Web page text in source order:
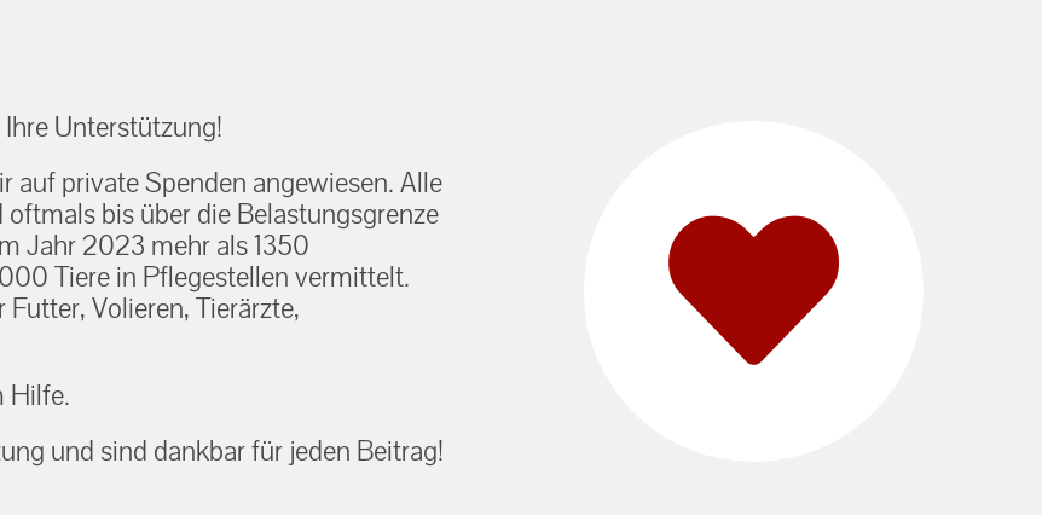
Unterstützung!
private Spenden angewiesen. Alle
bis über die Belastungsgrenze
Jahr 2023 mehr als 1350
Tiere in Pflegestellen vermittelt.
Volieren, Tierärzte,
Hilfe.
und sind dankbar für jeden Beitrag!